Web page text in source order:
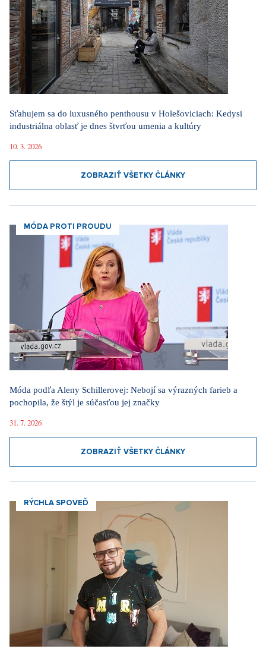
Sťahujem sa do luxusného penthousu v Holešoviciach: Kedysi
industriálna oblasť je dnes štvrťou umenia a kultúry
10. 3. 2026
ZOBRAZIŤ VŠETKY ČLÁNKY
MÓDA PROTI PROUDU
Móda podľa Aleny Schillerovej: Nebojí sa výrazných farieb a
pochopila, že štýl je súčasťou jej značky
31. 7. 2026
ZOBRAZIŤ VŠETKY ČLÁNKY
RÝCHLA SPOVEĎ